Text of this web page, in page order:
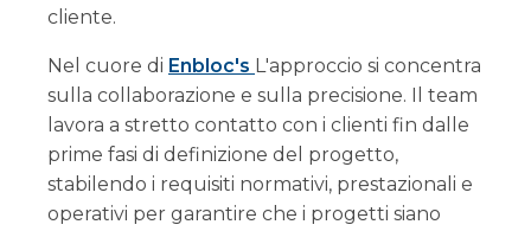
cliente.
Nel cuore di Enbloc's L'approccio si concentra
sulla collaborazione e sulla precisione. Il team
lavora a stretto contatto con i clienti fin dalle
prime fasi di definizione del progetto,
stabilendo i requisiti normativi, prestazionali e
operativi per garantire che i progetti siano